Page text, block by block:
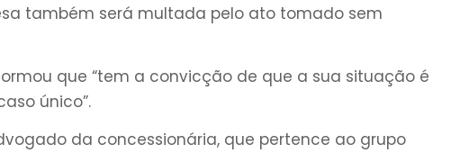
também será multada pelo ato tomado sem
que “tem a convicção de que a sua situação é
único”.
da concessionária, que pertence ao grupo